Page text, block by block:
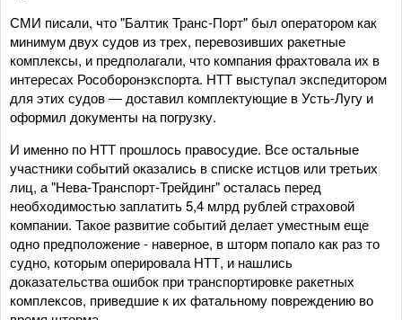
СМИ писали, что "Балтик Транс-Порт" был оператором как
минимум двух судов из трех, перевозивших ракетные
комплексы, и предполагали, что компания фрахтовала их в
интересах Рособоронэкспорта. НТТ выступал экспедитором
для этих судов — доставил комплектующие в Усть-Лугу и
оформил документы на погрузку.
И именно по НТТ прошлось правосудие. Все остальные
участники событий оказались в списке истцов или третьих
лиц, а "Нева-Транспорт-Трейдинг" осталась перед
необходимостью заплатить 5,4 млрд рублей страховой
компании. Такое развитие событий делает уместным еще
одно предположение - наверное, в шторм попало как раз то
судно, которым оперировала НТТ, и нашлись
доказательства ошибок при транспортировке ракетных
комплексов, приведшие к их фатальному повреждению во